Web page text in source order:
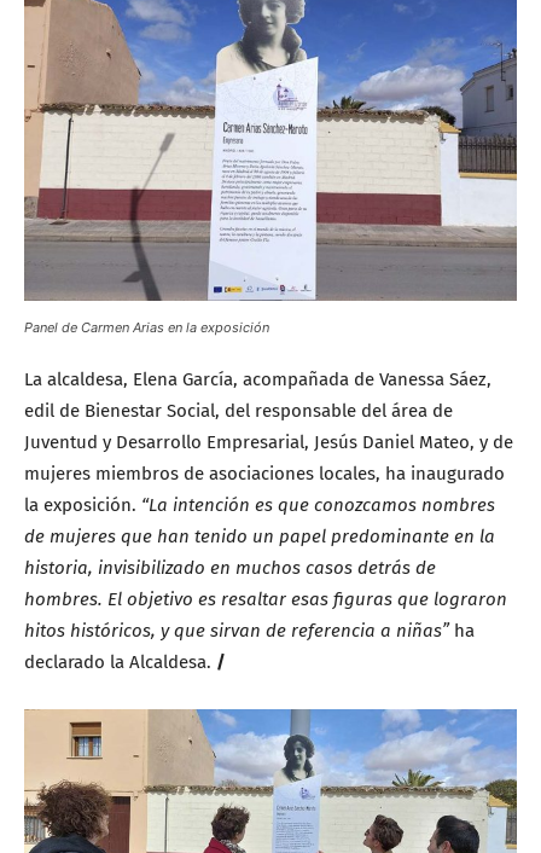
Panel de Carmen Arias en la exposición
La alcaldesa, Elena García, acompañada de Vanessa Sáez,
edil de Bienestar Social, del responsable del área de
Juventud y Desarrollo Empresarial, Jesús Daniel Mateo, y de
mujeres miembros de asociaciones locales, ha inaugurado
la exposición. “La intención es que conozcamos nombres
de mujeres que han tenido un papel predominante en la
historia, invisibilizado en muchos casos detrás de
hombres. El objetivo es resaltar esas figuras que lograron
hitos históricos, y que sirvan de referencia a niñas”ha
declarado la Alcaldesa. /